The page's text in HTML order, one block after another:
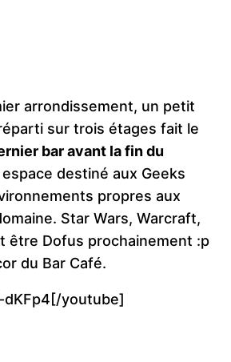
arrondissement, un petit
sur trois étages fait le
bar avant la fin du
destiné aux Geeks
propres aux
Star Wars, Warcraft,
être Dofus prochainement :p
du Bar Café.
youtube]